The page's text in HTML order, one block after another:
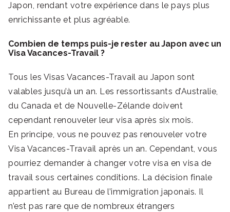
Japon, rendant votre expérience dans le pays plus
enrichissante et plus agréable.
Combien de temps puis-je rester au Japon avec un
Visa Vacances-Travail ?
Tous les Visas Vacances-Travail au Japon sont
valables jusqu’à un an. Les ressortissants d’Australie,
du Canada et de Nouvelle-Zélande doivent
cependant renouveler leur visa après six mois.
En principe, vous ne pouvez pas renouveler votre
Visa Vacances-Travail après un an. Cependant, vous
pourriez demander à changer votre visa en visa de
travail sous certaines conditions. La décision finale
appartient au Bureau de l’immigration japonais. Il
n’est pas rare que de nombreux étrangers